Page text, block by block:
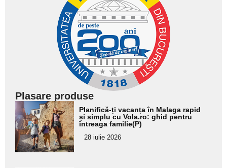
Plasare produse
Adaugă
aici textul
pentru
subtitlu
Planifică-ți vacanța în Malaga rapid
și simplu cu Vola.ro: ghid pentru
întreaga familie(P)
28 iulie 2026